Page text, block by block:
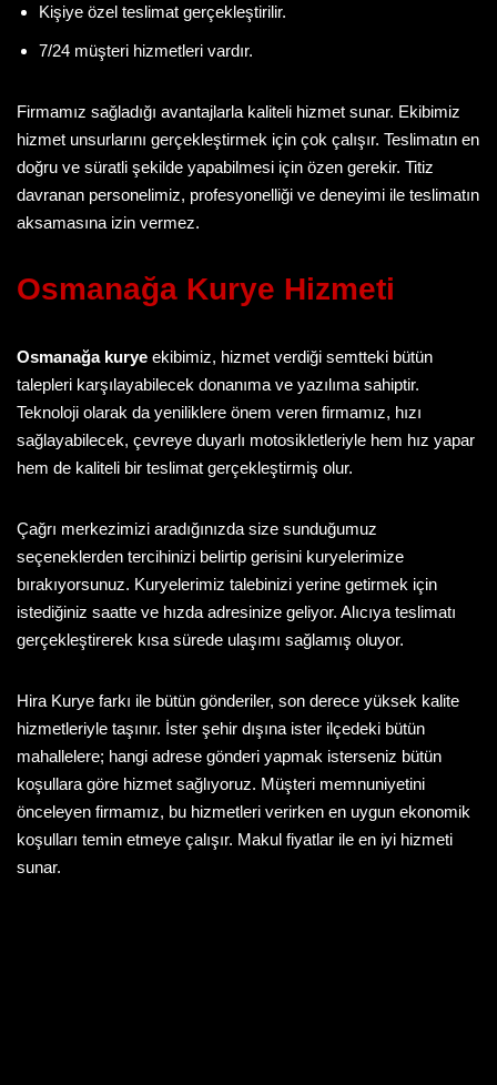
Kişiye özel teslimat gerçekleştirilir.
7/24 müşteri hizmetleri vardır.
Firmamız sağladığı avantajlarla kaliteli hizmet sunar. Ekibimiz
hizmet unsurlarını gerçekleştirmek için çok çalışır. Teslimatın en
doğru ve süratli şekilde yapabilmesi için özen gerekir. Titiz
davranan personelimiz, profesyonelliği ve deneyimi ile teslimatın
aksamasına izin vermez.
Osmanağa Kurye Hizmeti
Osmanağa kurye ekibimiz, hizmet verdiği semtteki bütün
talepleri karşılayabilecek donanıma ve yazılıma sahiptir.
Teknoloji olarak da yeniliklere önem veren firmamız, hızı
sağlayabilecek, çevreye duyarlı motosikletleriyle hem hız yapar
hem de kaliteli bir teslimat gerçekleştirmiş olur.
Çağrı merkezimizi aradığınızda size sunduğumuz
seçeneklerden tercihinizi belirtip gerisini kuryelerimize
bırakıyorsunuz. Kuryelerimiz talebinizi yerine getirmek için
istediğiniz saatte ve hızda adresinize geliyor. Alıcıya teslimatı
gerçekleştirerek kısa sürede ulaşımı sağlamış oluyor.
Hira Kurye farkı ile bütün gönderiler, son derece yüksek kalite
hizmetleriyle taşınır. İster şehir dışına ister ilçedeki bütün
mahallelere; hangi adrese gönderi yapmak isterseniz bütün
koşullara göre hizmet sağlıyoruz. Müşteri memnuniyetini
önceleyen firmamız, bu hizmetleri verirken en uygun ekonomik
koşulları temin etmeye çalışır. Makul fiyatlar ile en iyi hizmeti
sunar.